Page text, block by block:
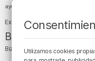
ayuntamiento de Bilbao
Exhibition Center) Bilbao
Bizkaia y sus
Bizkaia
Deusto Diócesis de
Utilizamos cookies